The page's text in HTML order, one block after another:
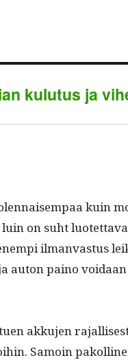
ppm
kulutus ja
kuin
on suht
ilman­vas­tus
paino
akku­jen
Samoin